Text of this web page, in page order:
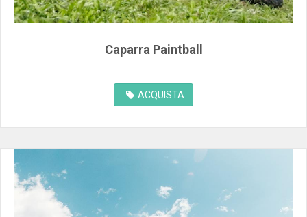
Caparra Paintball
ACQUISTA